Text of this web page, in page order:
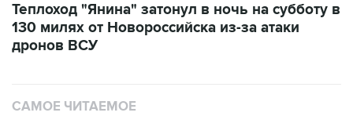
Теплоход "Янина" затонул в ночь на субботу в
130 милях от Новороссийска из-за атаки
дронов ВСУ
САМОЕ ЧИТАЕМОЕ